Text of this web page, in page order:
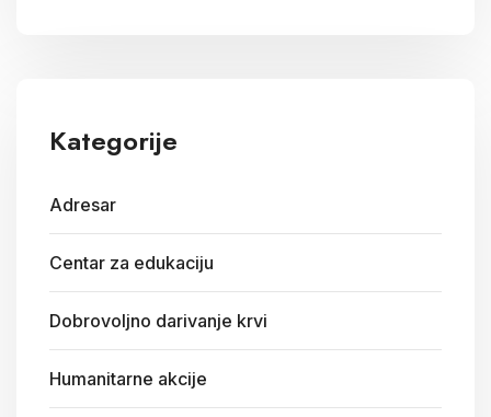
Kategorije
Adresar
Centar za edukaciju
Dobrovoljno darivanje krvi
Humanitarne akcije